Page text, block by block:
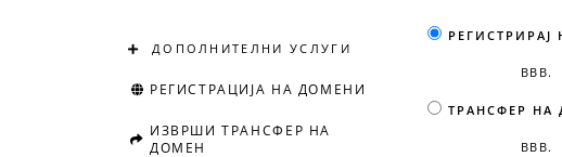
ДОПОЛНИТЕЛНИ УСЛУГИ
РЕГИСТРАЦИЈА НА ДОМЕНИ
ИЗВРШИ ТРАНСФЕР НА
ДОМЕН
ВВВ.
ТРАНСФЕР НА
ВВВ.